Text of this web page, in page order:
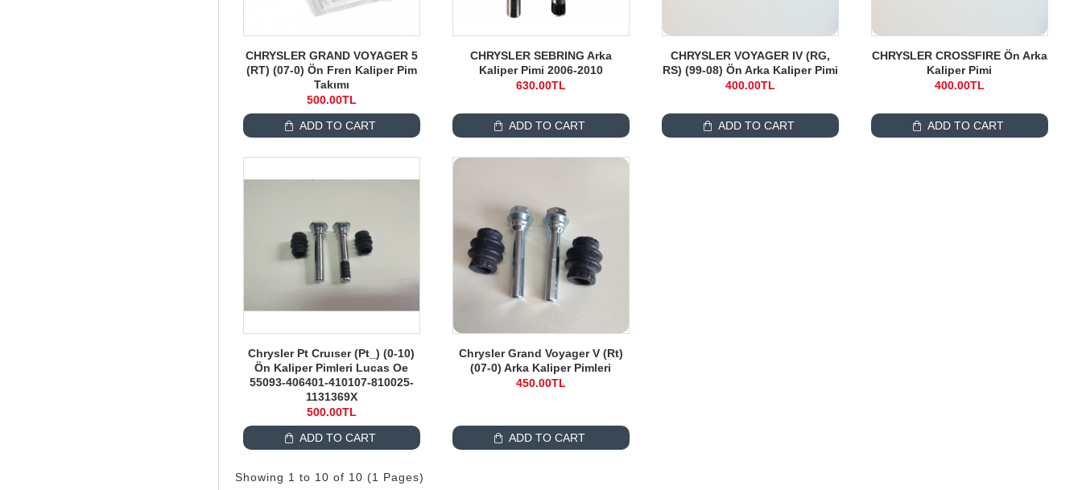
CHRYSLER GRAND VOYAGER 5
(RT) (07-0) Ön Fren Kaliper Pim
Takımı
500.00TL
ADD TO CART
CHRYSLER SEBRING Arka
Kaliper Pimi 2006-2010
630.00TL
ADD TO CART
CHRYSLER VOYAGER IV (RG,
RS) (99-08) Ön Arka Kaliper Pimi
400.00TL
ADD TO CART
CHRYSLER CROSSFIRE Ön Arka
Kaliper Pimi
400.00TL
ADD TO CART
Chrysler Pt Cruıser (Pt_) (0-10)
Ön Kaliper Pimleri Lucas Oe
55093-406401-410107-810025-
1131369X
500.00TL
ADD TO CART
Chrysler Grand Voyager V (Rt)
(07-0) Arka Kaliper Pimleri
450.00TL
ADD TO CART
Showing 1 to 10 of 10 (1 Pages)